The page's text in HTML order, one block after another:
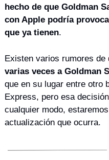
hecho de que Goldman
con Apple podría
que ya tienen.
Existen varios rumores de
varias veces a Goldman
que en su lugar entre otro
Express, pero esa
cualquier modo,
actualización que ocurra.